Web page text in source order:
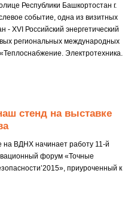
Республики Башкортостан г.
событие, одна из визитных
- XVI Российский энергетический
региональных международных
Электротехника.
стенд на выставке
на ВДНХ начинает работу 11-й
форум «Точные
приуроченный к